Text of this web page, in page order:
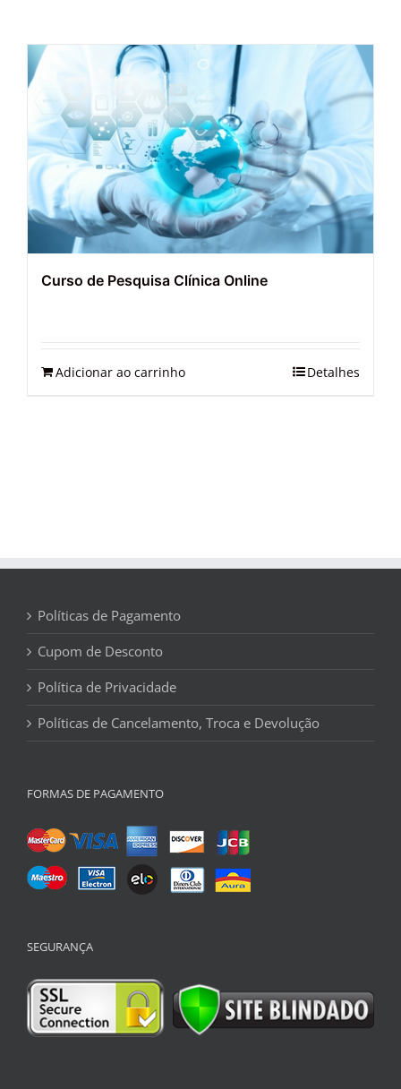
Curso de Pesquisa Clínica Online
Adicionar ao carrinho Detalhes
Políticas de Pagamento
Cupom de Desconto
Política de Privacidade
Políticas de Cancelamento, Troca e Devolução
FORMAS DE PAGAMENTO
SEGURANÇA